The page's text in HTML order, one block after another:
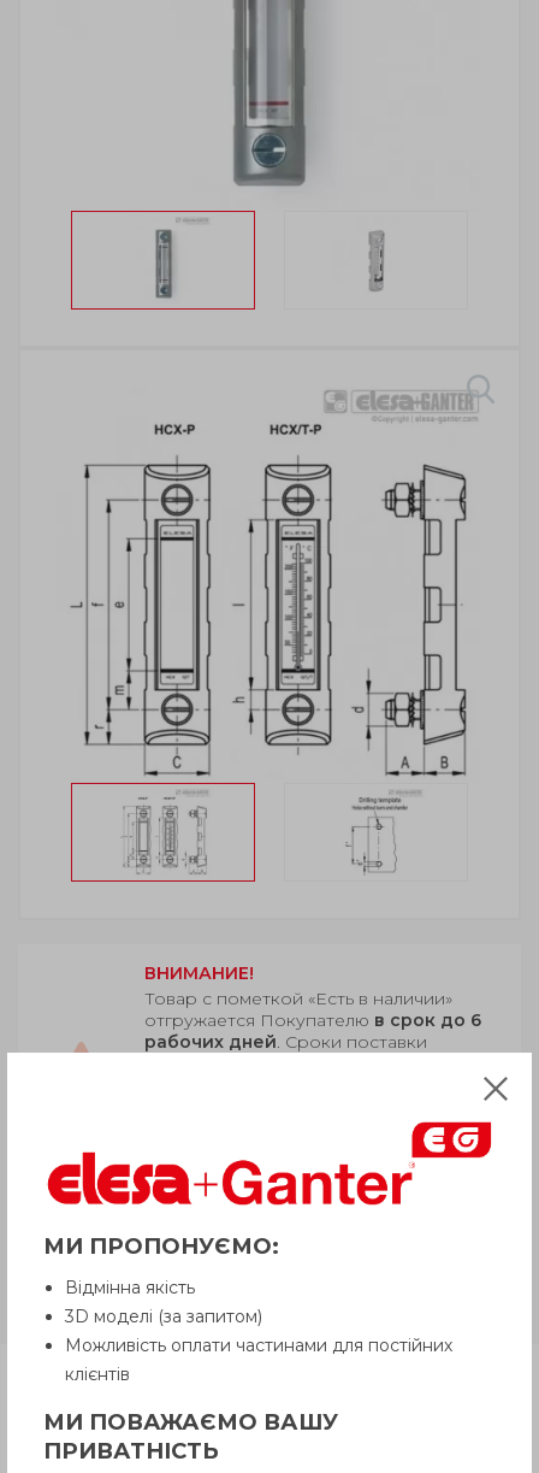
ВНИМАНИЕ!
Товар с пометкой «Есть в наличии»
отгружается Покупателю в срок до 6
рабочих дней. Сроки поставки
отпускать товар в базовой цветовой
гамме, если иное не оговорено
Покупателем.
HCX-PТехнополимер, с
защитной рамкой из цинкового
сплава, с термометром/без
Продукция
МИ ПРОПОНУЄМО:
Відмінна якість
3D моделі (за запитом)
Можливість оплати частинами для постійних
клієнтів
МИ ПОВАЖАЄМО ВАШУ
ПРИВАТНІСТЬ